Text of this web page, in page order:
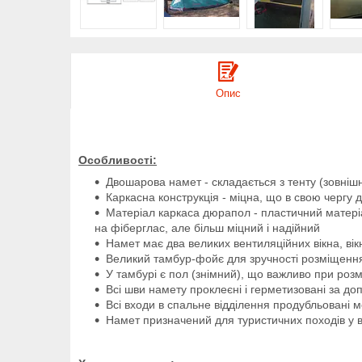
Опис
Особливості:
Двошарова намет - складається з тенту
Каркасна конструкція - міцна, що в свою чергу
Матеріал каркаса дюрапол - пластичний
на фіберглас, але більш міцний і надійний
Намет має два великих вентиляційних вікна,
Великий тамбур-фойє для зручності
У тамбурі є пол (знімний), що важливо при
Всі шви намету проклеєні і герметизовані за
Всі входи в спальне відділення продубльовані
Намет призначений для туристичних походів у